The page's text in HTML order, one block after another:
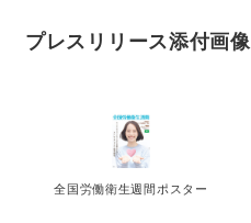
プレスリリース添付画像
全国労働衛生週間ポスター